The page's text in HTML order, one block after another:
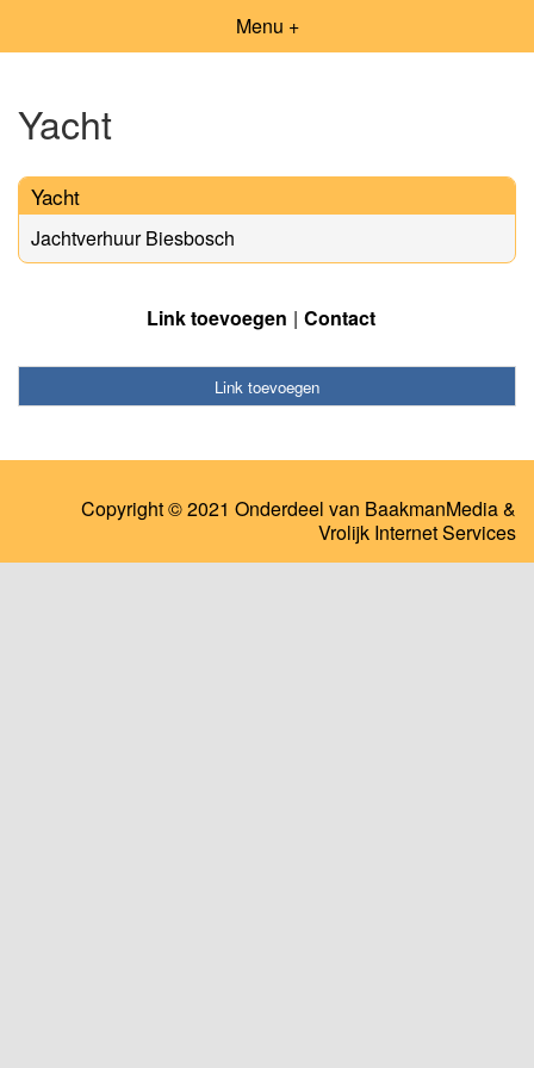
Menu +
Yacht
Yacht
Jachtverhuur Biesbosch
Link toevoegen Contact
Link toevoegen
Copyright © 2021 Onderdeel van BaakmanMedia&
Vrolijk Internet Services